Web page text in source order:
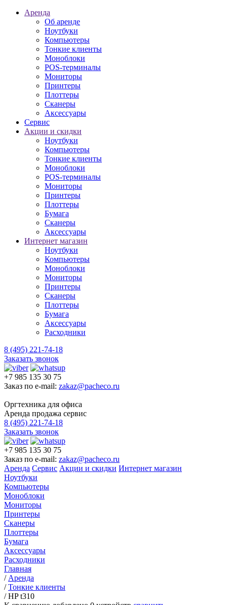
Аренда
Об аренде
Ноутбуки
Компьютеры
Тонкие клиенты
Моноблоки
POS-терминалы
Мониторы
Принтеры
Плоттеры
Сканеры
Аксессуары
Сервис
Акции и скидки
Ноутбуки
Компьютеры
Тонкие клиенты
Моноблоки
POS-терминалы
Мониторы
Принтеры
Плоттеры
Бумага
Сканеры
Аксессуары
Интернет магазин
Ноутбуки
Компьютеры
Моноблоки
Мониторы
Принтеры
Сканеры
Плоттеры
Бумага
Аксессуары
Расходники
8 (495) 221-74-18
Заказать звонок
+7 985 135 30 75
Заказ по e-mail: zakaz@pacheco.ru
Оргтехника для офиса
Аренда продажа сервис
8 (495) 221-74-18
Заказать звонок
+7 985 135 30 75
Заказ по e-mail: zakaz@pacheco.ru
Аренда Сервис Акции и скидки Интернет магазин
Ноутбуки
Компьютеры
Моноблоки
Мониторы
Принтеры
Сканеры
Плоттеры
Бумага
Аксессуары
Расходники
Главная
/ Аренда
/Тонкие клиенты
/HP t310